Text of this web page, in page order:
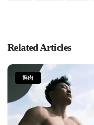
Related Articles
鮮肉